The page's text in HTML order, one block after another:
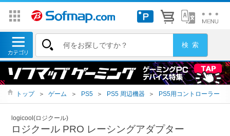
トップ ＞ ゲーム ＞ PS5 ＞ PS5 周辺機器 ＞ PS5用コントローラー
logicool(ロジクール)
ロジクール PRO レーシングアダプター